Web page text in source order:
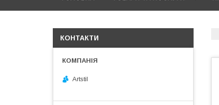
КОНТАКТИ
Artstil